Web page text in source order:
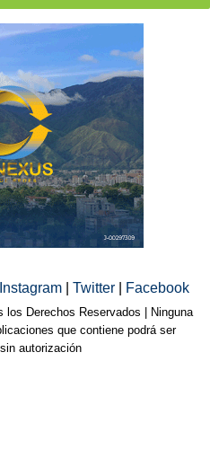
Instagram Twitter Facebook
Derechos Reservados | Ninguna
que contiene podrá ser
autorización